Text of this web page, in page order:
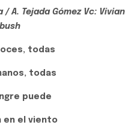
A. Tejada Gómez Vc: Vivian
todas
todas
puede
en el viento